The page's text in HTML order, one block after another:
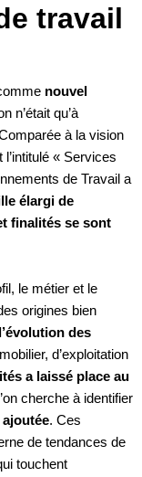
travail
nouvel
n’était qu’à
à la vision
l’intitulé « Services
de Travail a
élargi de
finalités se sont
le métier et le
origines bien
l’évolution des
d’exploitation
a laissé place au
cherche à identifier
. Ces
de tendances de
touchent